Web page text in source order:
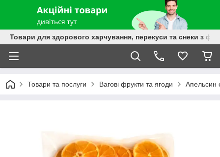
Товари для здорового харчування, перекуси та снеки з
Товари та послуги Вагові фрукти та ягоди Апельсин